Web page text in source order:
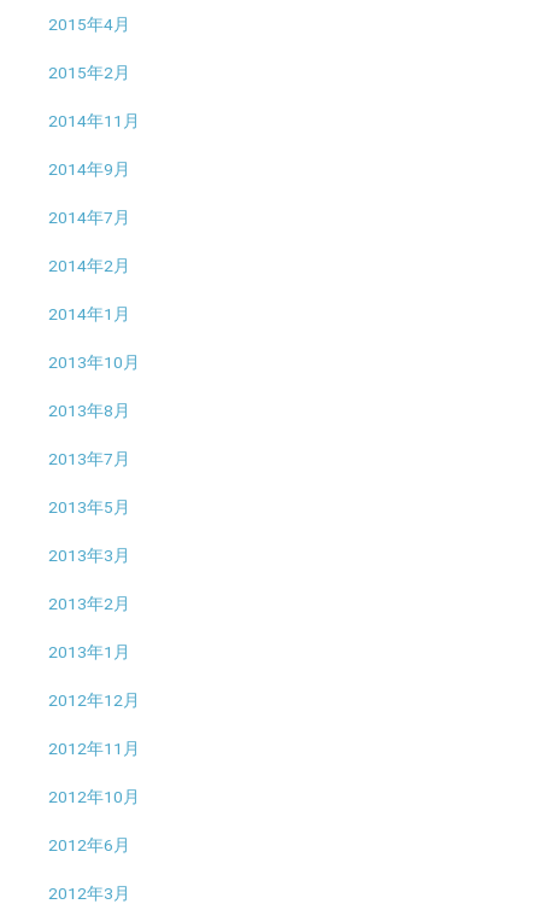
2015年4月
2015年2月
2014年11月
2014年9月
2014年7月
2014年2月
2014年1月
2013年10月
2013年8月
2013年7月
2013年5月
2013年3月
2013年2月
2013年1月
2012年12月
2012年11月
2012年10月
2012年6月
2012年3月